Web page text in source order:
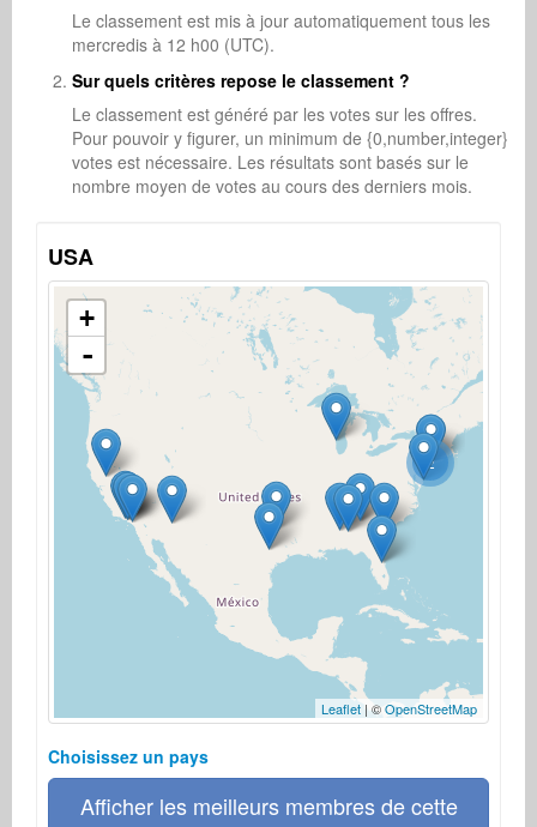
Le classement est mis à jour automatiquement tous les
mercredis à 12 h00 (UTC).
Sur quels critères repose le classement ?
Le classement est généré par les votes sur les offres.
Pour pouvoir y figurer, un minimum de {0,number,integer}
votes est nécessaire. Les résultats sont basés sur le
nombre moyen de votes au cours des derniers mois.
USA
2
+
-
Leaflet | ©OpenStreetMap
Choisissez un pays
Afficher les meilleurs membres de cette